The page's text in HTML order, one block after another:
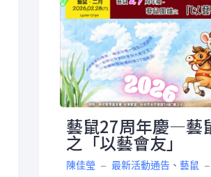
藝鼠27周年慶—藝
之「以藝會友」
陳佳瑩 – 最新活動通告、 藝鼠 –